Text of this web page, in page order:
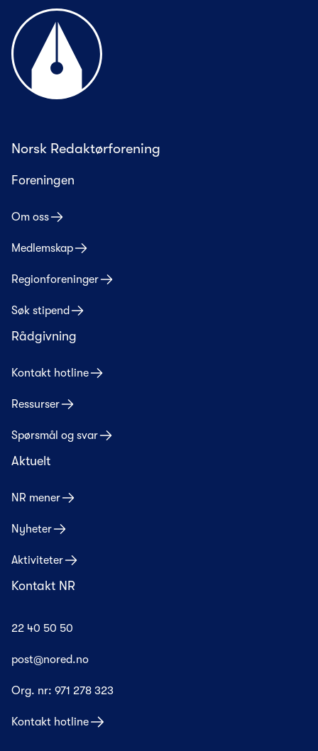
Til forsiden
Norsk Redaktørforening
Foreningen
Om oss
Medlemskap
Regionforeninger
Søk stipend
Rådgivning
Kontakt hotline
Ressurser
Spørsmål og svar
Aktuelt
NR mener
Nyheter
Aktiviteter
Kontakt NR
22 40 50 50
post@nored.no
Org. nr: 971 278 323
Kontakt hotline